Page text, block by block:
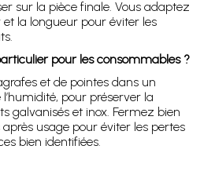
sur la pièce finale. Vous adaptez
et la longueur pour éviter les
pour les consommables ?
et de pointes dans un
l’humidité, pour préserver la
galvanisés et inox. Fermez bien
usage pour éviter les pertes
bien identifiées.